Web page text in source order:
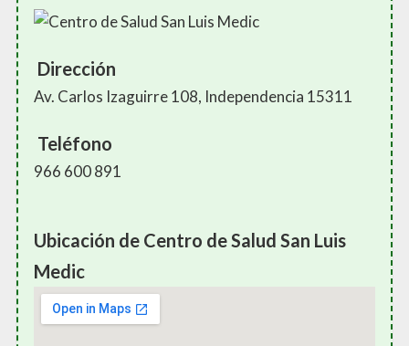
Dirección
Av. Carlos Izaguirre 108, Independencia 15311
Teléfono
966 600 891
Ubicación de Centro de Salud San Luis
Medic